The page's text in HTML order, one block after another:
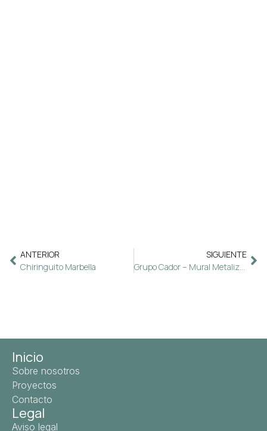
ANTERIOR
Chiringuito Marbella
SIGUIENTE
Grupo Cador – Mural Metalizados
Inicio
Sobre nosotros
Proyectos
Contacto
Legal
Aviso legal